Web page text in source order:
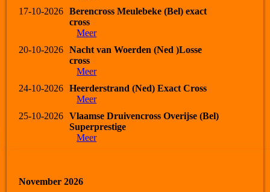
17-10-2026
Berencross Meulebeke (Bel) exact
cross
Meer
20-10-2026
Nacht van Woerden (Ned )Losse
cross
Meer
24-10-2026
Heerderstrand (Ned) Exact Cross
Meer
25-10-2026
Vlaamse Druivencross Overijse (Bel)
Superprestige
Meer
November 2026